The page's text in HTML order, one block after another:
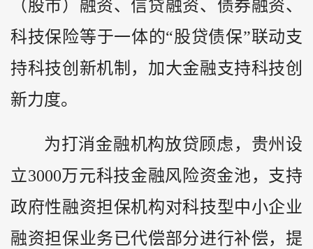
（股市）融资、信贷融资、债券融资、
科技保险等于一体的“股贷债保”联动支
持科技创新机制，加大金融支持科技创
新力度。
为打消金融机构放贷顾虑，贵州设
立3000万元科技金融风险资金池，支持
政府性融资担保机构对科技型中小企业
融资担保业务已代偿部分进行补偿，提